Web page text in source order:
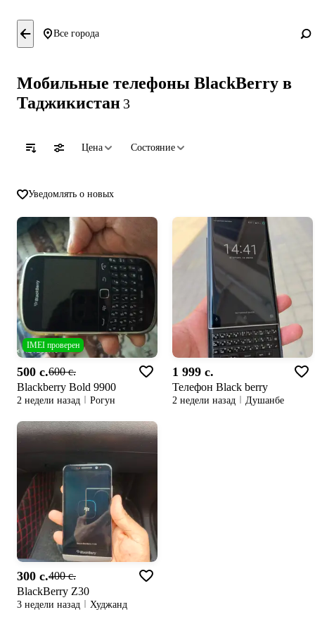
Все города
Мобильные телефоны BlackBerry в
Таджикистан 3
Цена Состояние
Уведомлять о новых
IMEI проверен
500 c.600 c.
Blackberry Bold 9900
2 недели назад Рогун
1 999 c.
Телефон Black berry
2 недели назад Душанбе
300 c.400 c.
BlackBerry Z30
3 недели назад Худжанд